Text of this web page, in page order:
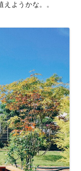
ようかな。。